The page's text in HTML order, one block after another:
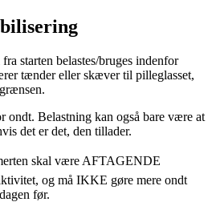
starten belastes/bruges indenfor
tænder eller skæver til pilleglasset,
ondt. Belastning kan også bare være at
det er det, den tillader.
skal være AFTAGENDE
og må IKKE gøre mere ondt
før.